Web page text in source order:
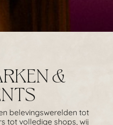
&
belevingswerelden tot
tot volledige shops, wij